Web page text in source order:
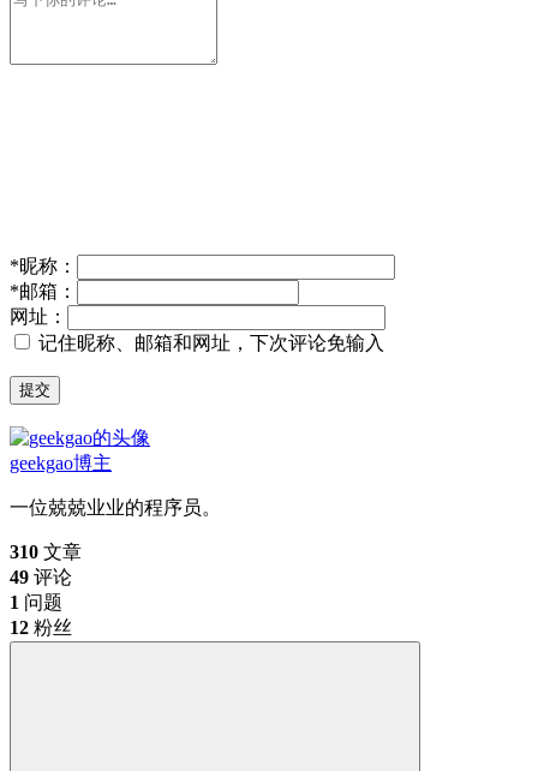
*昵称：
*邮箱：
网址：
记住昵称、邮箱和网址，下次评论免输入
提交
geekgao博主
一位兢兢业业的程序员。
310 文章
49 评论
1 问题
12 粉丝